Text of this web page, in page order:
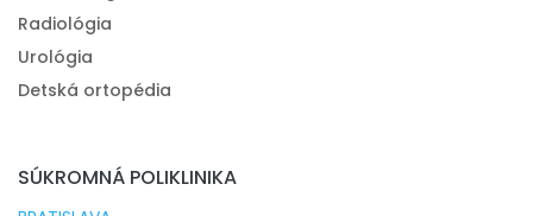
Radiológia
Urológia
Detská ortopédia
SÚKROMNÁ POLIKLINIKA